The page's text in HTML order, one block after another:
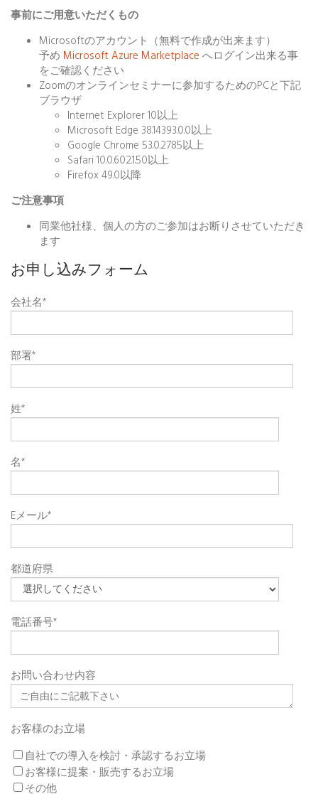
事前にご用意いただくもの
Microsoftのアカウント（無料で作成が出来ます）
予め Microsoft Azure Marketplace へログイン出来る事
をご確認ください
Zoomのオンラインセミナーに参加するためのPCと下記
ブラウザ
Internet Explorer 10以上
Microsoft Edge 38.14393.0.0以上
Google Chrome 53.0.2785以上
Safari 10.0.602.1.50以上
Firefox 49.0以降
ご注意事項
同業他社様、個人の方のご参加はお断りさせていただき
ます
お申し込みフォーム
会社名*
部署*
姓*
名*
Eメール*
都道府県
電話番号*
お問い合わせ内容
お客様のお立場
自社での導入を検討・承認するお立場
お客様に提案・販売するお立場
その他